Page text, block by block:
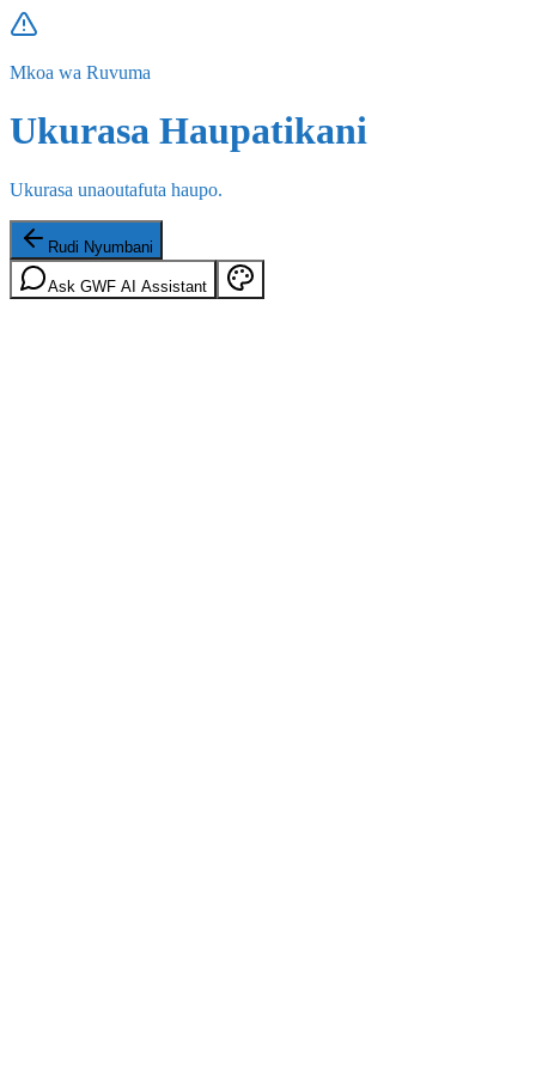
Mkoa wa Ruvuma
Ukurasa Haupatikani
Ukurasa unaoutafuta haupo.
Rudi Nyumbani
Ask GWF AI Assistant